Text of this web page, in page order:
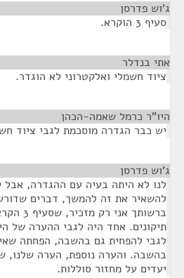
ג'וש פדרסן
סעיף 3 הוקרא.
אתי בנדלר
ציוד חשמלי ואלקטרוני לא הוגדר.
היו"ר כרמל שאמה-הכהן
יש כבר הגדרה מוסכמת לגבי ציוד
ג'וש פדרסן
לנו לא היתה בעיה עם ההגדרה, אבל
להשאיר את זה להמשך, דברים
ברשותך
תיקונים. אחד היה לגבי ההערה של
לגבי להפחית גם בהשבה, הפחתה
בהשבה. והערה נוספת, הערה שלנו,
יעדים על מחזור סוללות.